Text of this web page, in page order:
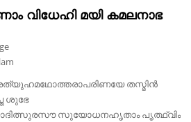
വിധേഹി മയി കമലനാഭ
തസ്മിൻ
ശുഭേ
സുയോധനഹൃതാം പൃത്ഥ്വിം